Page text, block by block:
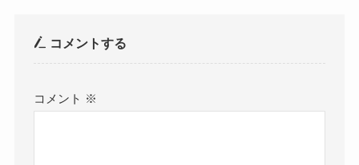
コメントする
コメント ※